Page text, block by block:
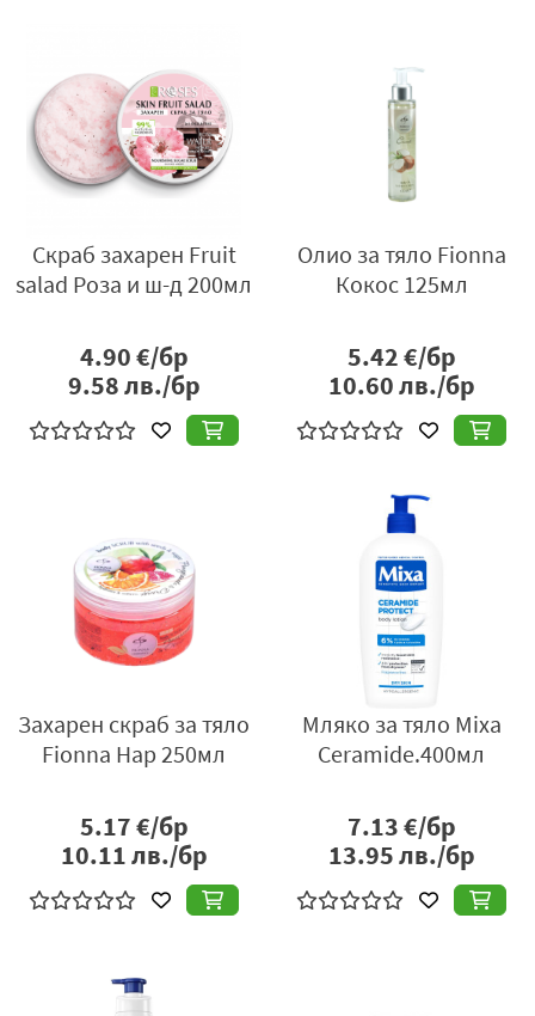
Скраб захарен Fruit
salad Роза и ш-д 200мл
4.90€/бр
9.58лв./бр
Олио за тяло Fionna
Кокос 125мл
5.42€/бр
10.60лв./бр
Захарен скраб за тяло
Fionna Нар 250мл
5.17€/бр
10.11лв./бр
Мляко за тяло Mixa
Ceramide.400мл
7.13€/бр
13.95лв./бр